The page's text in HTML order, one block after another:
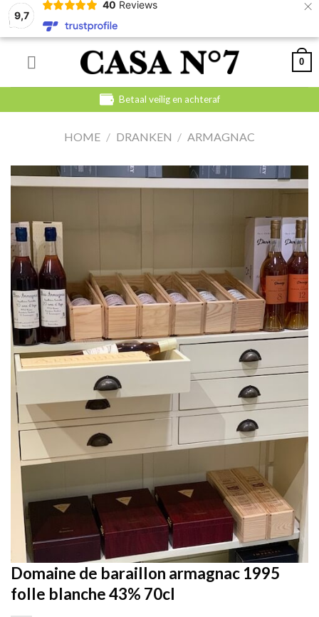
9,7
40 Reviews ×
Skip
0
Betaal veilig en achteraf
HOME / DRANKEN / ARMAGNAC
Domaine de baraillon armagnac 1995
folle blanche 43% 70cl